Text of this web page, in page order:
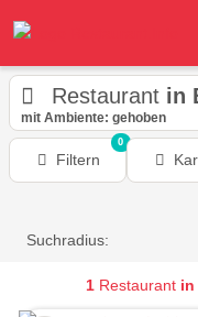
Restaurant in
mit Ambiente: gehoben
Filtern
0
Suchradius:
1 Restaurant in